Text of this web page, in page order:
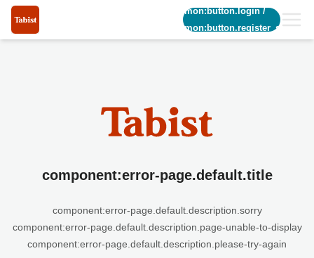
common:button.login/
common:button.register_short
component:error-page.default.title
component:error-page.default.description.sorry
component:error-page.default.description.page-unable-to-display
component:error-page.default.description.please-try-again